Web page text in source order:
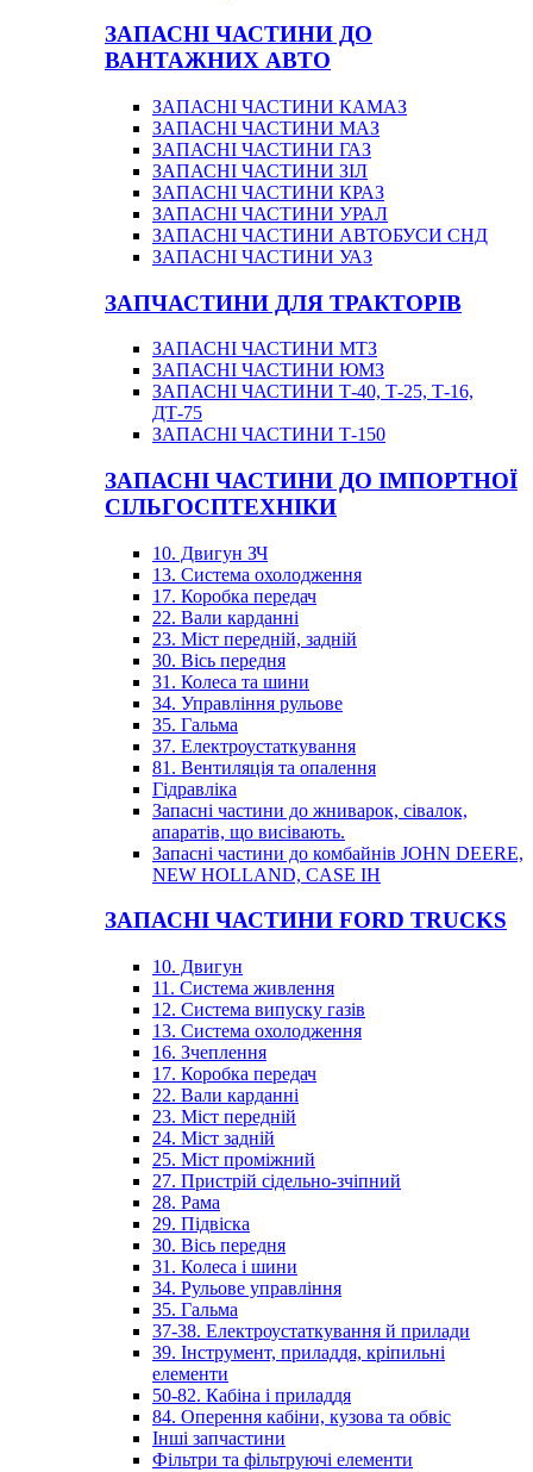
ЗАПАСНІ ЧАСТИНИ ДО
ВАНТАЖНИХ АВТО
ЗАПАСНІ ЧАСТИНИ КАМАЗ
ЗАПАСНІ ЧАСТИНИ МАЗ
ЗАПАСНІ ЧАСТИНИ ГАЗ
ЗАПАСНІ ЧАСТИНИ ЗІЛ
ЗАПАСНІ ЧАСТИНИ КРАЗ
ЗАПАСНІ ЧАСТИНИ УРАЛ
ЗАПАСНІ ЧАСТИНИ АВТОБУСИ СНД
ЗАПАСНІ ЧАСТИНИ УАЗ
ЗАПЧАСТИНИ ДЛЯ ТРАКТОРІВ
ЗАПАСНІ ЧАСТИНИ МТЗ
ЗАПАСНІ ЧАСТИНИ ЮМЗ
ЗАПАСНІ ЧАСТИНИ Т-40, Т-25, Т-16,
ДТ-75
ЗАПАСНІ ЧАСТИНИ Т-150
ЗАПАСНІ ЧАСТИНИ ДО ІМПОРТНОЇ
СІЛЬГОСПТЕХНІКИ
10. Двигун ЗЧ
13. Система охолодження
17. Коробка передач
22. Вали карданні
23. Міст передній, задній
30. Вісь передня
31. Колеса та шини
34. Управління рульове
35. Гальма
37. Електроустаткування
81. Вентиляція та опалення
Гідравліка
Запасні частини до жниварок, сівалок,
апаратів, що висівають.
Запасні частини до комбайнів JOHN DEERE,
NEW HOLLAND, CASE IH
ЗАПАСНІ ЧАСТИНИ FORD TRUCKS
10. Двигун
11. Система живлення
12. Система випуску газів
13. Система охолодження
16. Зчеплення
17. Коробка передач
22. Вали карданні
23. Міст передній
24. Міст задній
25. Міст проміжний
27. Пристрій сідельно-зчіпний
28. Рама
29. Підвіска
30. Вісь передня
31. Колеса і шини
34. Рульове управління
35. Гальма
37-38. Електроустаткування й прилади
39. Інструмент, приладдя, кріпильні
елементи
50-82. Кабіна і приладдя
84. Оперення кабіни, кузова та обвіс
Інші запчастини
Фільтри та фільтруючі елементи